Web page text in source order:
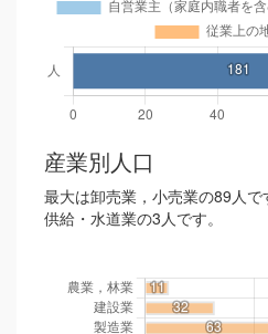
産業別人口
最大は卸売業，小売業の89人
供給・水道業の3人です。